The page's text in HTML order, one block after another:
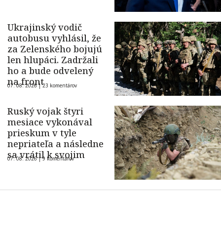
Ukrajinský vodič
autobusu vyhlásil, že
za Zelenského bojujú
len hlupáci. Zadržali
ho a bude odvelený
na front
07. 08. 2026 |23 komentárov
Ruský vojak štyri
mesiace vykonával
prieskum v tyle
nepriateľa a následne
sa vrátil k svojim
07. 08. 2026 |9 komentárov